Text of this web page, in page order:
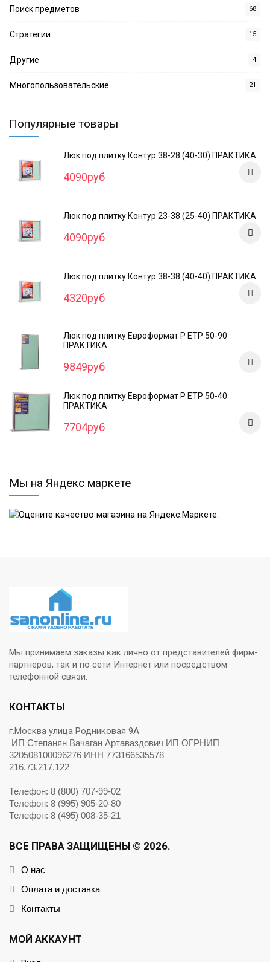
Поиск предметов 68
Стратегии 15
Другие 4
Многопользовательские 21
Популярные товары
Люк под плитку Контур 38-28 (40-30) ПРАКТИКА
4090руб
Люк под плитку Контур 23-38 (25-40) ПРАКТИКА
4090руб
Люк под плитку Контур 38-38 (40-40) ПРАКТИКА
4320руб
Люк под плитку Евроформат Р ЕТР 50-90
ПРАКТИКА
9849руб
Люк под плитку Евроформат Р ЕТР 50-40
ПРАКТИКА
7704руб
Мы на Яндекс маркете
Мы принимаем заказы как лично от представителей фирм-
партнеров, так и по сети Интернет или посредством
телефонной связи.
КОНТАКТЫ
г.Москва улица Родниковая 9А
ИП Степанян Вачаган Артаваздович ИП ОГРНИП
320508100096276 ИНН 773166535578
216.73.217.122
Телефон: 8 (800) 707-99-02
Телефон: 8 (995) 905-20-80
Телефон: 8 (495) 008-35-21
ВСЕ ПРАВА ЗАЩИЩЕНЫ © 2026.
О нас
Оплата и доставка
Контакты
МОЙ АККАУНТ